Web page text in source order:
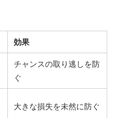
効果
チャンスの取り逃しを防
ぐ
大きな損失を未然に防ぐ